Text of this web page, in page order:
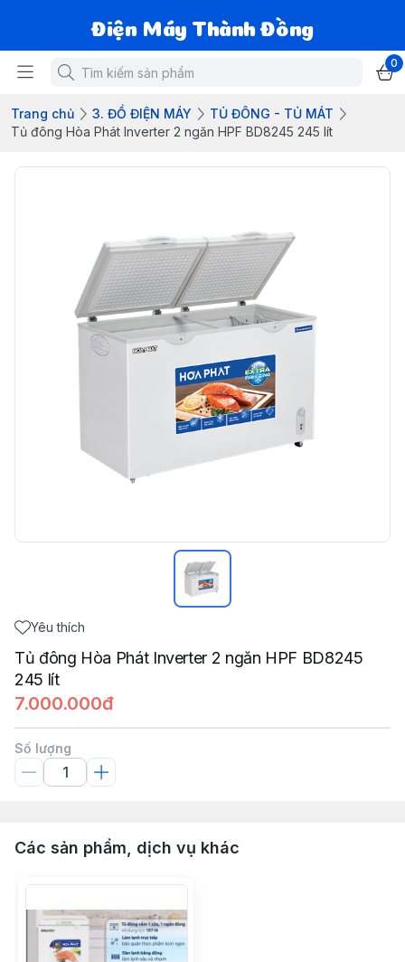
Điện Máy Thành Đồng
0
Trang chủ 3. ĐỒ ĐIỆN MÁY
TỦ ĐÔNG - TỦ MÁT
Tủ đông Hòa Phát Inverter 2 ngăn HPF BD8245 245 lít
Yêu thích
Tủ đông Hòa Phát Inverter 2 ngăn HPF BD8245
245 lít
7.000.000đ
Số lượng
Các sản phẩm, dịch vụ khác